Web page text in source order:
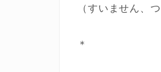
（すいません、
＊